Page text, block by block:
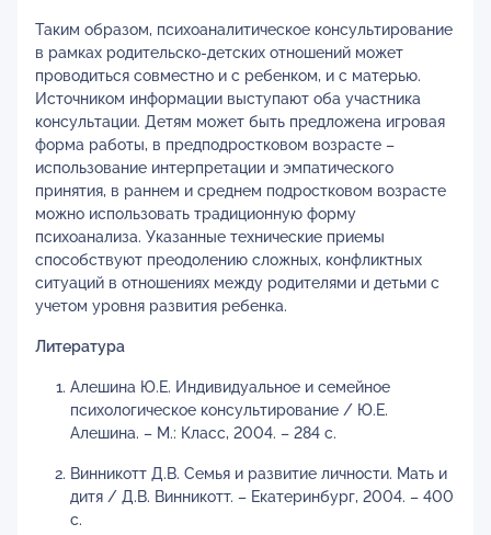
Таким образом, психоаналитическое консультирование
в рамках родительско-детских отношений может
проводиться совместно и с ребенком, и с матерью.
Источником информации выступают оба участника
консультации. Детям может быть предложена игровая
форма работы, в предподростковом возрасте –
использование интерпретации и эмпатического
принятия, в раннем и среднем подростковом возрасте
можно использовать традиционную форму
психоанализа. Указанные технические приемы
способствуют преодолению сложных, конфликтных
ситуаций в отношениях между родителями и детьми с
учетом уровня развития ребенка.
Литература
Алешина Ю.Е. Индивидуальное и семейное
психологическое консультирование / Ю.Е.
Алешина. – М.: Класс, 2004. – 284 с.
Винникотт Д.В. Семья и развитие личности. Мать и
дитя / Д.В. Винникотт. – Екатеринбург, 2004. – 400
с.